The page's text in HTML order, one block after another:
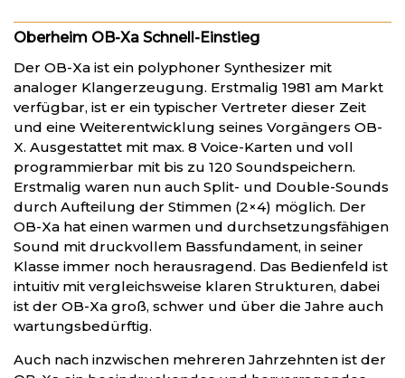
Oberheim OB-Xa Schnell-Einstieg
Der OB-Xa ist ein polyphoner Synthesizer mit
analoger Klangerzeugung. Erstmalig 1981 am Markt
verfügbar, ist er ein typischer Vertreter dieser Zeit
und eine Weiterentwicklung seines Vorgängers OB-
X. Ausgestattet mit max. 8 Voice-Karten und voll
programmierbar mit bis zu 120 Soundspeichern.
Erstmalig waren nun auch Split- und Double-Sounds
durch Aufteilung der Stimmen (2×4) möglich. Der
OB-Xa hat einen warmen und durchsetzungsfähigen
Sound mit druckvollem Bassfundament, in seiner
Klasse immer noch herausragend. Das Bedienfeld ist
intuitiv mit vergleichsweise klaren Strukturen, dabei
ist der OB-Xa groß, schwer und über die Jahre auch
wartungsbedürftig.
Auch nach inzwischen mehreren Jahrzehnten ist der